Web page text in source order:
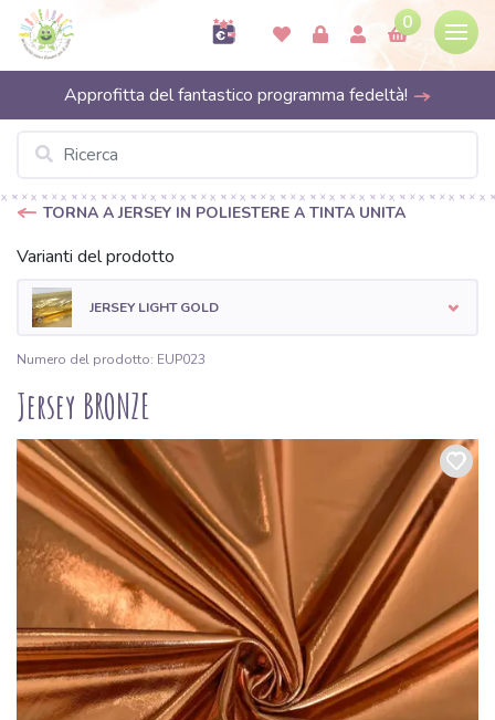
0
Approfitta del fantastico programma fedeltà!
TORNA A JERSEY IN POLIESTERE A TINTA UNITA
Varianti del prodotto
JERSEY LIGHT GOLD
Numero del prodotto: EUP023
Jersey BRONZE